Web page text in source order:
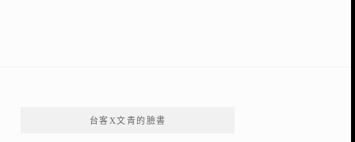
台客X文青的臉書